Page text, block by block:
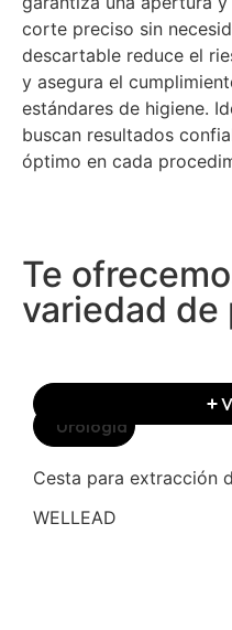
corte preciso sin
descartable reduce el
y asegura el
estándares de higiene.
buscan resultados
óptimo en cada
Te
variedad
Urología
Cesta para extracción
WELLEAD